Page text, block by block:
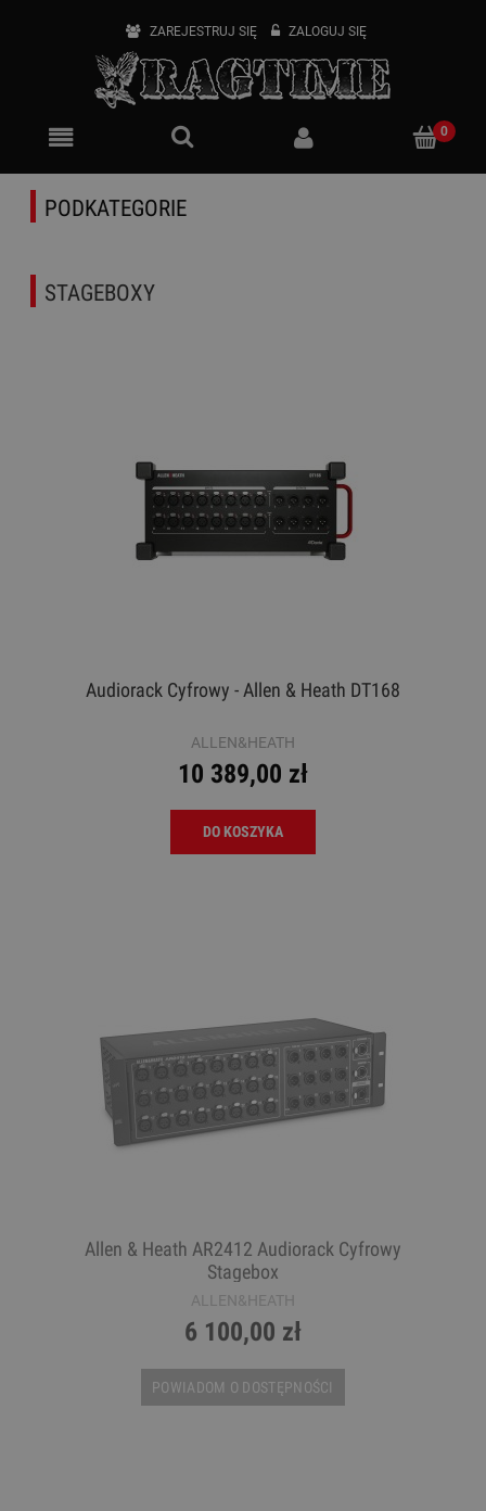
ZAREJESTRUJ SIĘ ZALOGUJ SIĘ
PODKATEGORIE
STAGEBOXY
Audiorack Cyfrowy - Allen & Heath DT168
ALLEN&HEATH
10 389,00 zł
DO KOSZYKA
Allen & Heath AR2412 Audiorack Cyfrowy
Stagebox
ALLEN&HEATH
6 100,00 zł
POWIADOM O DOSTĘPNOŚCI